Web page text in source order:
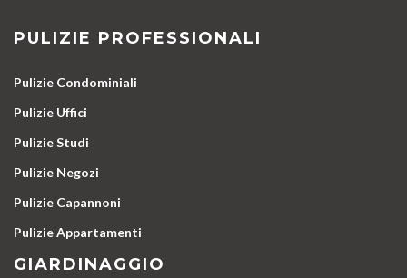
PULIZIE PROFESSIONALI
Pulizie Condominiali
Pulizie Uffici
Pulizie Studi
Pulizie Negozi
Pulizie Capannoni
Pulizie Appartamenti
GIARDINAGGIO